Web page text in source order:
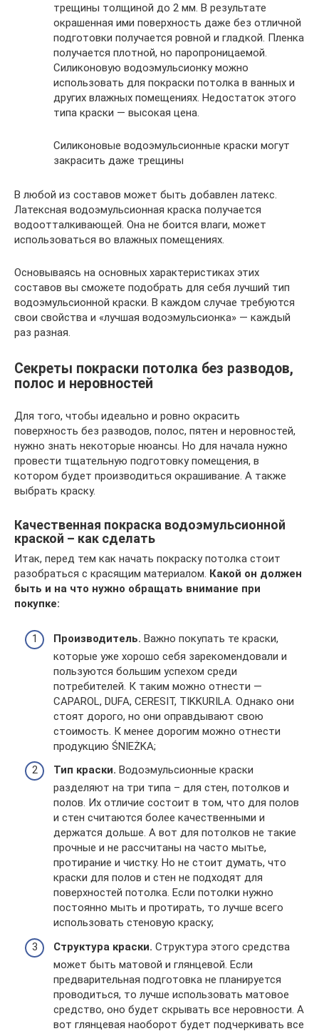
трещины толщиной до 2 мм. В результате
окрашенная ими поверхность даже без отличной
подготовки получается ровной и гладкой. Пленка
получается плотной, но паропроницаемой.
Силиконовую водоэмульсионку можно
использовать для покраски потолка в ванных и
других влажных помещениях. Недостаток этого
типа краски — высокая цена.
Силиконовые водоэмульсионные краски могут
закрасить даже трещины
В любой из составов может быть добавлен латекс.
Латексная водоэмульсионная краска получается
водоотталкивающей. Она не боится влаги, может
использоваться во влажных помещениях.
Основываясь на основных характеристиках этих
составов вы сможете подобрать для себя лучший тип
водоэмульсионной краски. В каждом случае требуются
свои свойства и «лучшая водоэмульсионка» — каждый
раз разная.
Секреты покраски потолка без разводов,
полос и неровностей
Для того, чтобы идеально и ровно окрасить
поверхность без разводов, полос, пятен и неровностей,
нужно знать некоторые нюансы. Но для начала нужно
провести тщательную подготовку помещения, в
котором будет производиться окрашивание. А также
выбрать краску.
Качественная покраска водоэмульсионной
краской – как сделать
Итак, перед тем как начать покраску потолка стоит
разобраться с красящим материалом. Какой он должен
быть и на что нужно обращать внимание при
покупке:
Производитель. Важно покупать те краски,
которые уже хорошо себя зарекомендовали и
пользуются большим успехом среди
потребителей. К таким можно отнести —
CAPAROL, DUFA, CERESIT, TIKKURILA. Однако они
стоят дорого, но они оправдывают свою
стоимость. К менее дорогим можно отнести
продукцию ŚNIEŻKA;
Тип краски. Водоэмульсионные краски
разделяют на три типа – для стен, потолков и
полов. Их отличие состоит в том, что для полов
и стен считаются более качественными и
держатся дольше. А вот для потолков не такие
прочные и не рассчитаны на часто мытье,
протирание и чистку. Но не стоит думать, что
краски для полов и стен не подходят для
поверхностей потолка. Если потолки нужно
постоянно мыть и протирать, то лучше всего
использовать стеновую краску;
Структура краски. Структура этого средства
может быть матовой и глянцевой. Если
предварительная подготовка не планируется
проводиться, то лучше использовать матовое
средство, оно будет скрывать все неровности. А
вот глянцевая наоборот будет подчеркивать все